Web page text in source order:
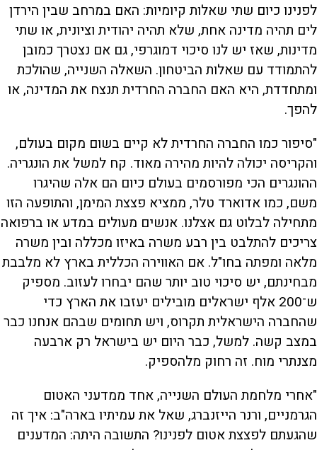
לפנינו כיום שתי שאלות קיומיות: האם במרחב שבין הירדן
לים תהיה מדינה אחת, שלא תהיה יהודית וציונית, או שתי
מדינות, שאז יש לנו סיכוי דמוגרפי, גם אם נצטרך כמובן
להתמודד עם שאלות הביטחון. השאלה השנייה, שהולכת
ומתחדדת, היא האם החברה החרדית תנצח את המדינה, או
להפך.
"סיפור כמו החברה החרדית לא קיים בשום מקום בעולם,
והקריסה יכולה להיות מהירה מאוד. קח למשל את הונגריה.
ההונגרים הכי מפורסמים בעולם כיום הם אלה שהיגרו
משם, כמו אדוארד טלר, ממציא פצצת המימן, והתופעה הזו
מתחילה לבלוט גם אצלנו. אנשים מעולים במדע או ברפואה
צריכים להתלבט בין רבע משרה באיזו מכללה ובין משרה
מלאה ומפתה בחו"ל. אם האווירה הכללית בארץ לא מלבבת
מבחינתם, יש סיכוי טוב יותר שהם יבחרו לעזוב. מספיק
ש־200 אלף ישראלים מובילים יעזבו את הארץ כדי
שהחברה הישראלית תקרוס, ויש תחומים שבהם אנחנו כבר
במצב קשה. למשל, כבר היום יש בישראל רק ארבעה
מצנתרי מוח. זה רחוק מלהספיק.
"אחרי מלחמת העולם השנייה, אחד ממדעני האטום
הגרמניים, ורנר הייזנברג, שאל את עמיתיו בארה"ב: איך זה
שהגעתם לפצצת אטום לפנינו? התשובה היתה: המדענים